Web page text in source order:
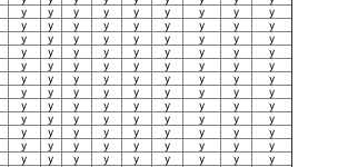
y y y y y y y y
y
y y y y y y y y
y
y y y y y y y y
y
y y y y y y y y
y
y y y y y y y y
y
y y y y y y y y
y
y y y y y y y y
y
y y y y y y y y
y
y y y y y y y y
y
y y y y y y y y
y
y y y y y y y y
y
y y y y y y y y
y